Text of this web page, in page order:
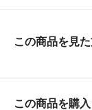
この商品を見
この商品を購